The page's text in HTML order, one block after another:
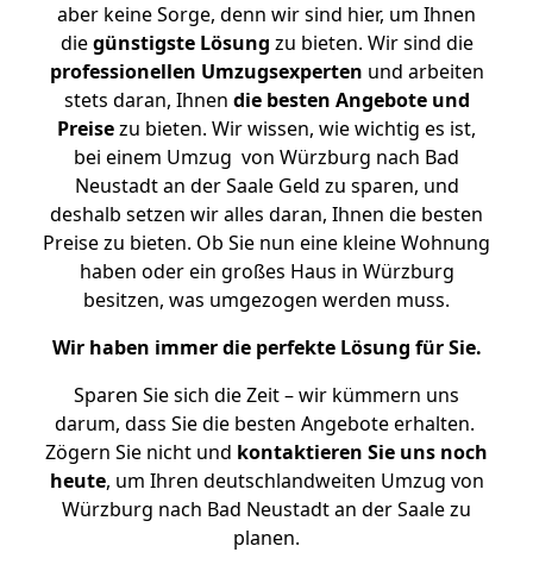
aber keine Sorge, denn wir sind hier, um Ihnen
diegünstigste Lösung zu bieten. Wir sind die
professionellen Umzugsexperten und arbeiten
stets daran, Ihnen die besten Angebote und
Preisezu bieten. Wir wissen, wie wichtig es ist,
bei einem Umzug von Würzburg nach Bad
Neustadt an der Saale Geld zu sparen, und
deshalb setzen wir alles daran, Ihnen die besten
Preise zu bieten. Ob Sie nun eine kleine Wohnung
haben oder ein großes Haus in Würzburg
besitzen, was umgezogen werden muss.
Wir haben immer die perfekte Lösung für Sie.
Sparen Sie sich die Zeit – wir kümmern uns
darum, dass Sie die besten Angebote erhalten.
Zögern Sie nicht und kontaktieren Sie uns noch
heute, um Ihren deutschlandweiten Umzug von
Würzburg nach Bad Neustadt an der Saale zu
planen.